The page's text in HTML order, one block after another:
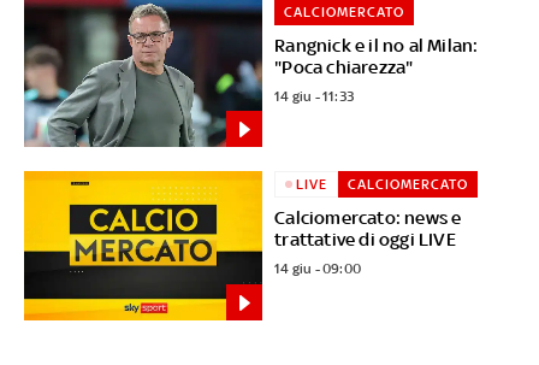
Rangnick e il no al Milan:
"Poca chiarezza"
CALCIOMERCATO
14 giu - 11:33
Calciomercato: news e
trattative di oggi LIVE
LIVE CALCIOMERCATO
14 giu - 09:00